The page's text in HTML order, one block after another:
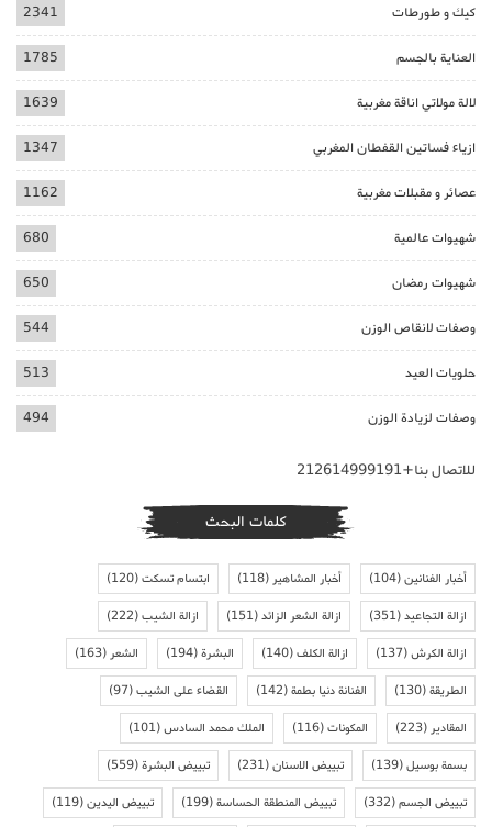
كيك و طورطات 2341
العناية بالجسم 1785
لالة مولاتي اناقة مغربية 1639
ازياء فساتين القفطان المغربي 1347
عصائر و مقبلات مغربية 1162
شهيوات عالمية 680
شهيوات رمضان 650
وصفات لانقاص الوزن 544
حلويات العيد 513
وصفات لزيادة الوزن 494
للاتصال بنا+212614999191
كلمات البحث
أخبار الفنانين(104) أخبار المشاهير(118) ابتسام تسكت(120)
ازالة التجاعيد(351) ازالة الشعر الزائد(151) ازالة الشيب(222)
ازالة الكرش(137) ازالة الكلف(140) البشرة(194) الشعر(163)
الطريقة(130) الفنانة دنيا بطمة(142) القضاء على الشيب(97)
المقادير(223) المكونات(116) الملك محمد السادس(101)
بسمة بوسيل(139) تبييض الاسنان(231) تبييض البشرة(559)
تبييض الجسم(332) تبييض المنطقة الحساسة(199) تبييض اليدين(119)